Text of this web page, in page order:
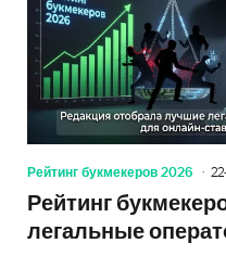
Рейтинг букмекеров 2026
Рейтинг
легальные